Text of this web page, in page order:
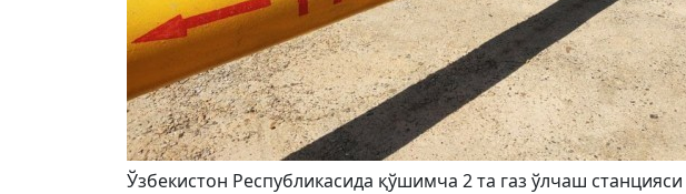
Ўзбекистон Республикасида қўшимча 2 та газ ўлчаш